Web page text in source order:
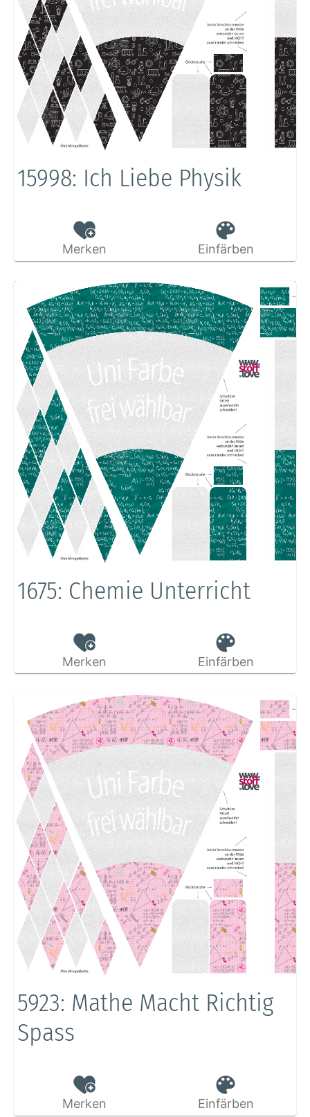
15998: Ich Liebe Physik
Merken Einfärben
1675: Chemie Unterricht
Merken Einfärben
5923: Mathe Macht Richtig
Spass
Merken Einfärben